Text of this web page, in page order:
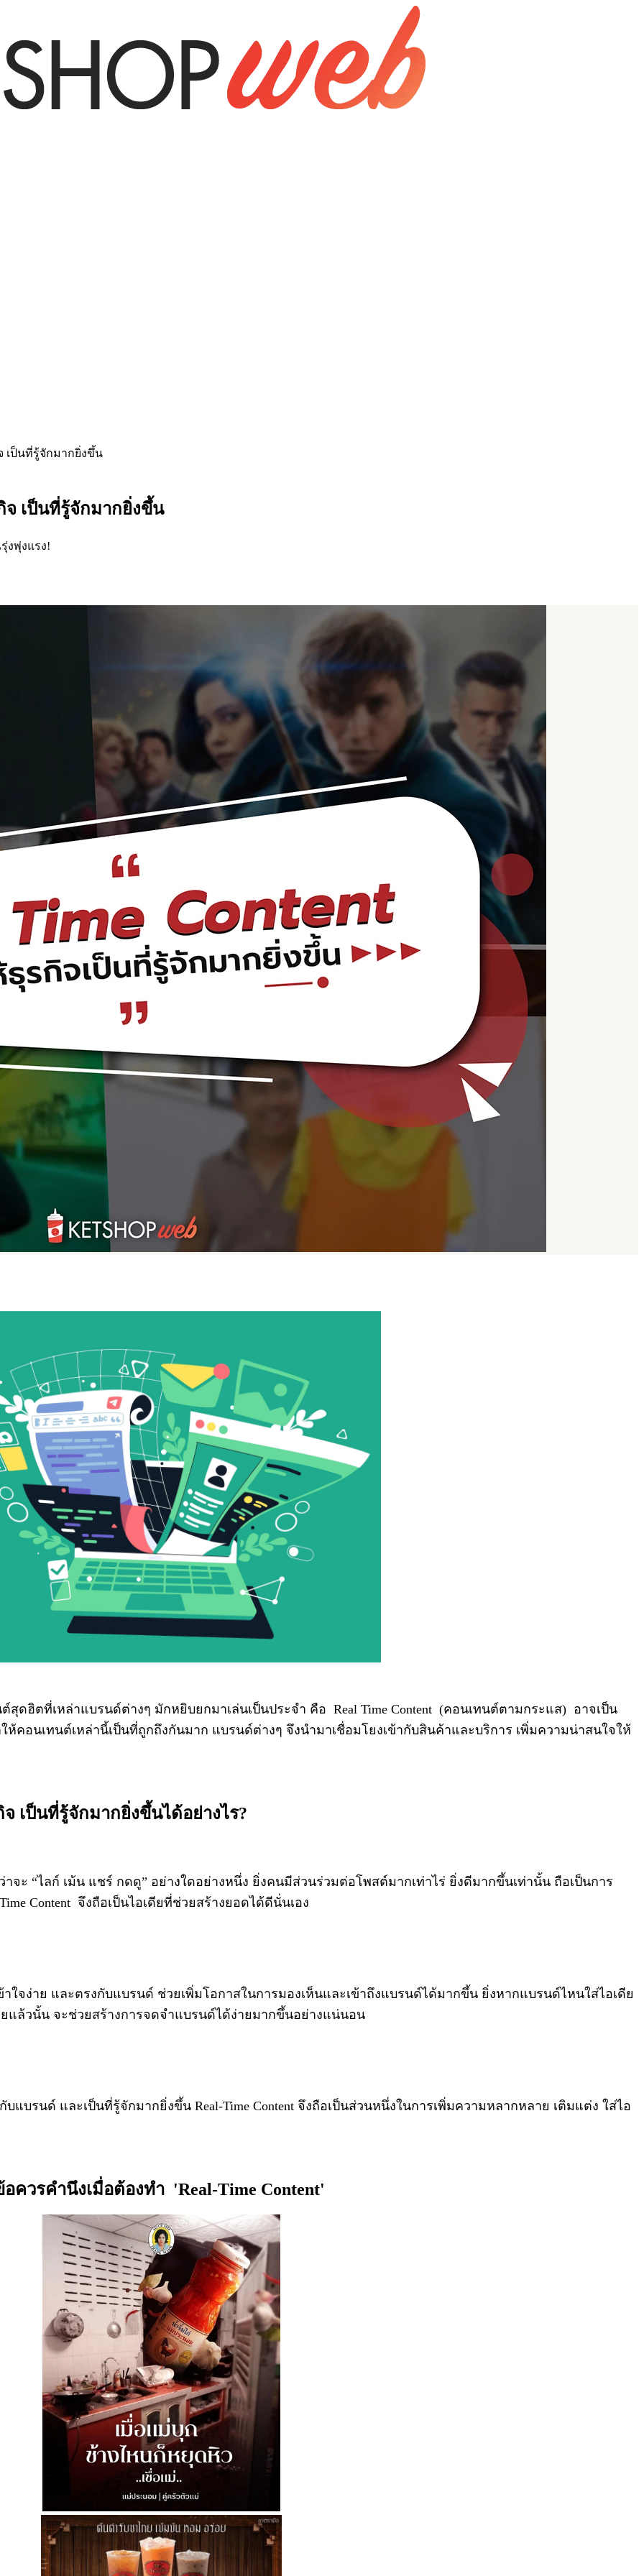
เป็นที่รู้จักมากยิ่งขึ้น
จ เป็นที่รู้จักมากยิ่งขึ้น
งพุ่งแรง!
ฮิตที่เหล่าแบรนด์ต่างๆ มักหยิบยกมาเล่นเป็นประจำ คือ Real Time Content (คอนเทนต์ตามกระแส) อาจเป็น
คอนเทนต์เหล่านี้เป็นที่ถูกถึงกันมาก แบรนด์ต่างๆ จึงนำมาเชื่อมโยงเข้ากับสินค้าและบริการ เพิ่มความน่าสนใจให้
เป็นที่รู้จักมากยิ่งขึ้นได้อย่างไร?
าจะ “ไลก์ เม้น แชร์ กดดู” อย่างใดอย่างหนึ่ง ยิ่งคนมีส่วนร่วมต่อโพสต์มากเท่าไร่ ยิ่งดีมากขึ้นเท่านั้น ถือเป็นการ
Content จึงถือเป็นไอเดียที่ช่วยสร้างยอดได้ดีนั่นเอง
จง่าย และตรงกับแบรนด์ ช่วยเพิ่มโอกาสในการมองเห็นและเข้าถึงแบรนด์ได้มากขึ้น ยิ่งหากแบรนด์ไหนใส่ไอเดีย
แล้วนั้น จะช่วยสร้างการจดจำแบรนด์ได้ง่ายมากขึ้นอย่างแน่นอน
บรนด์ และเป็นที่รู้จักมากยิ่งขึ้น Real-Time Content จึงถือเป็นส่วนหนึ่งในการเพิ่มความหลากหลาย เติมแต่ง ใส่ไอ
ควรคำนึงเมื่อต้องทำ 'Real-Time Content'